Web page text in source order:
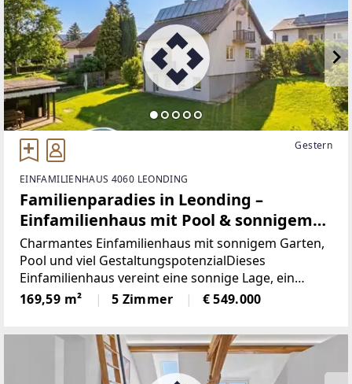
Gestern
EINFAMILIENHAUS 4060 LEONDING
Familienparadies in Leonding –
Einfamilienhaus mit Pool & sonnigem
Garten
Charmantes Einfamilienhaus mit sonnigem Garten,
Pool und viel GestaltungspotenzialDieses
Einfamilienhaus vereint eine sonnige Lage, ein
großzügiges Grundstück und einen eigenen Pool –
die perfekte Basis für Ihr zukünftiges Zuhause. Die
169,59 m² 5 Zimmer € 549.000